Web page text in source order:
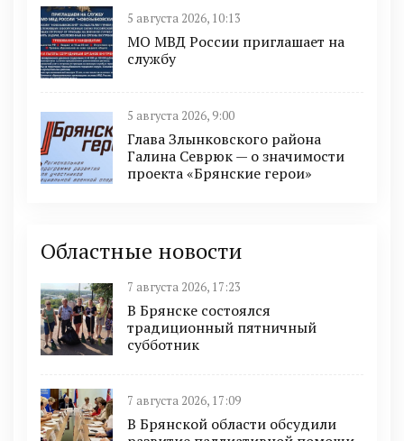
5 августа 2026, 10:13
МО МВД России приглашает на
службу
5 августа 2026, 9:00
Глава Злынковского района
Галина Севрюк — о значимости
проекта «Брянские герои»
Областные новости
7 августа 2026, 17:23
В Брянске состоялся
традиционный пятничный
субботник
7 августа 2026, 17:09
В Брянской области обсудили